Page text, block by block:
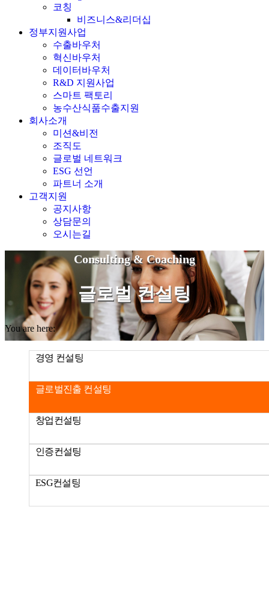
코칭
비즈니스&리더십
정부지원사업
수출바우처
혁신바우처
데이터바우처
R&D 지원사업
스마트 팩토리
농수산식품수출지원
회사소개
미션&비전
조직도
글로벌 네트워크
ESG 선언
파트너 소개
고객지원
공지사항
상담문의
오시는길
Consulting & Coaching
글로벌 컨설팅
You are here:
경영 컨설팅
글로벌진출 컨설팅
창업컨설팅
인증컨설팅
ESG컨설팅